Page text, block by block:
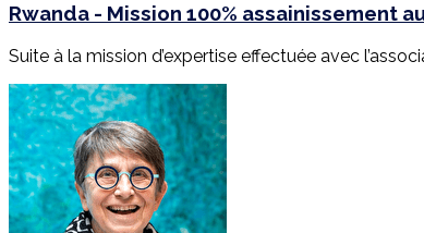
Rwanda - Mission 100% assainissement
Suite à la mission d’expertise effectuée avec